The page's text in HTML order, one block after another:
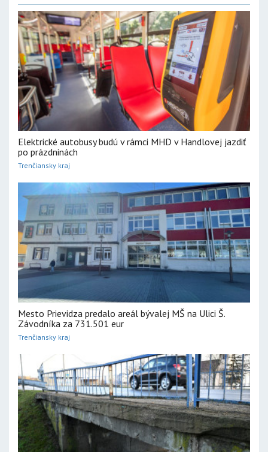
Elektrické autobusy budú v rámci MHD v Handlovej jazdiť
po prázdninách
Trenčiansky kraj
Mesto Prievidza predalo areál bývalej MŠ na Ulici Š.
Závodníka za 731.501 eur
Trenčiansky kraj